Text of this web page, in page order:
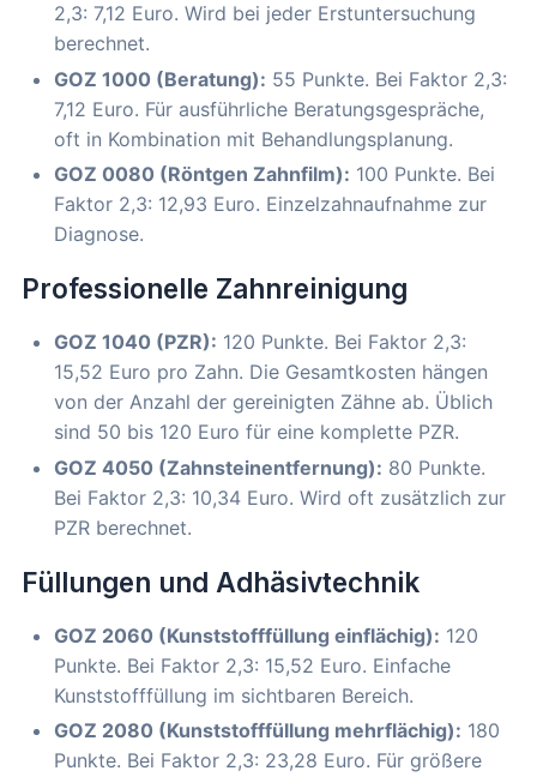
2,3: 7,12 Euro. Wird bei jeder Erstuntersuchung
berechnet.
GOZ 1000 (Beratung): 55 Punkte. Bei Faktor 2,3:
7,12 Euro. Für ausführliche Beratungsgespräche,
oft in Kombination mit Behandlungsplanung.
GOZ 0080 (Röntgen Zahnfilm): 100 Punkte. Bei
Faktor 2,3: 12,93 Euro. Einzelzahnaufnahme zur
Diagnose.
Professionelle Zahnreinigung
GOZ 1040 (PZR): 120 Punkte. Bei Faktor 2,3:
15,52 Euro pro Zahn. Die Gesamtkosten hängen
von der Anzahl der gereinigten Zähne ab. Üblich
sind 50 bis 120 Euro für eine komplette PZR.
GOZ 4050 (Zahnsteinentfernung): 80 Punkte.
Bei Faktor 2,3: 10,34 Euro. Wird oft zusätzlich zur
PZR berechnet.
Füllungen und Adhäsivtechnik
GOZ 2060 (Kunststofffüllung einflächig): 120
Punkte. Bei Faktor 2,3: 15,52 Euro. Einfache
Kunststofffüllung im sichtbaren Bereich.
GOZ 2080 (Kunststofffüllung mehrflächig): 180
Punkte. Bei Faktor 2,3: 23,28 Euro. Für größere